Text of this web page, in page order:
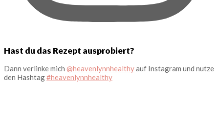
Hast du das Rezept ausprobiert?
Dann verlinke mich @heavenlynnhealthyauf Instagram und nutze
den Hashtag#heavenlynnhealthy